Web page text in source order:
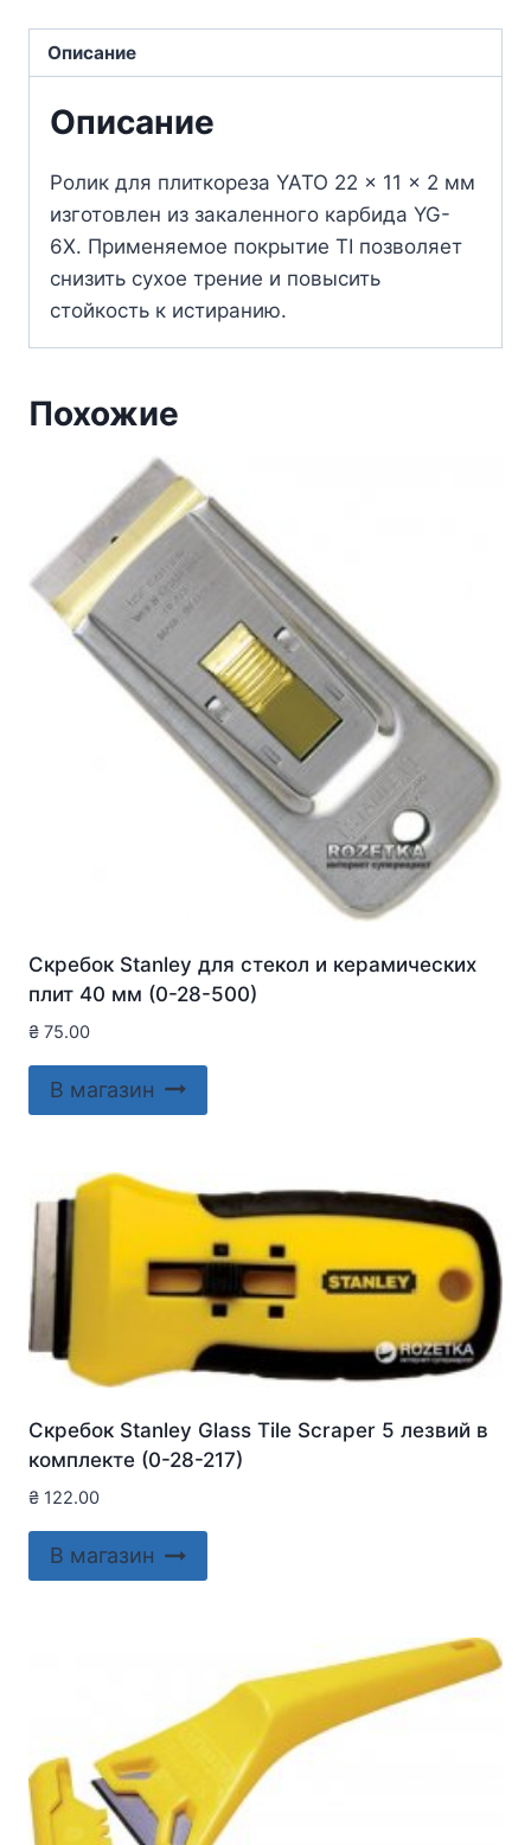
Описание
Описание
Ролик для плиткореза YATO 22 x 11 x 2 мм
изготовлен из закаленного карбида YG-
6X. Применяемое покрытие TI позволяет
снизить сухое трение и повысить
стойкость к истиранию.
Похожие
Скребок Stanley для стекол и керамических
плит 40 мм (0-28-500)
₴ 75.00
В магазин
Скребок Stanley Glass Tile Scraper 5 лезвий в
комплекте (0-28-217)
₴ 122.00
В магазин